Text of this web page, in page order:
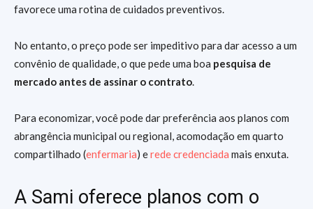
favorece uma rotina de cuidados preventivos.
No entanto, o preço pode ser impeditivo para dar acesso a um
convênio de qualidade, o que pede uma boa pesquisa de
mercado antes de assinar o contrato.
Para economizar, você pode dar preferência aos planos com
abrangência municipal ou regional, acomodação em quarto
compartilhado (enfermaria) erede credenciada mais enxuta.
A Sami oferece planos com o